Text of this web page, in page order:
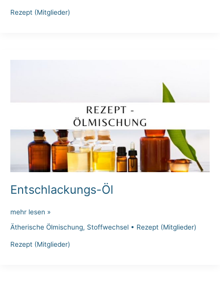
(Variante
Rezept (Mitglieder)
Entschlackungs-Öl
Entschlackungs-
Öl
mehr lesen »
Ätherische Ölmischung, Stoffwechsel• Rezept (Mitglieder)
Rezept (Mitglieder)